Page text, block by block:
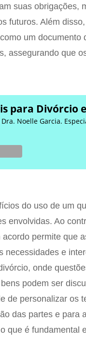
suas obrigações,
futuros. Além
um documento
assegurando que
para Divórcio
Noelle Garcia.
do uso de um
envolvidas. Ao
permite que
necessidades e
onde
podem ser
de personalizar os
das partes e para
que é fundamental